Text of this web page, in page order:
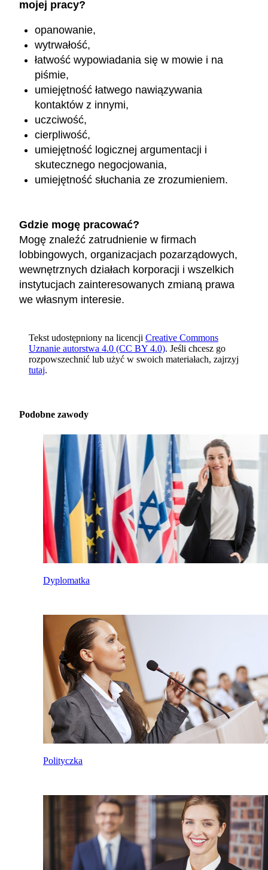
mojej pracy?
opanowanie,
wytrwałość,
łatwość wypowiadania się w mowie i na
piśmie,
umiejętność łatwego nawiązywania
kontaktów z innymi,
uczciwość,
cierpliwość,
umiejętność logicznej argumentacji i
skutecznego negocjowania,
umiejętność słuchania ze zrozumieniem.
Gdzie mogę pracować?
Mogę znaleźć zatrudnienie w firmach
lobbingowych, organizacjach pozarządowych,
wewnętrznych działach korporacji i wszelkich
instytucjach zainteresowanych zmianą prawa
we własnym interesie.
Tekst udostępniony na licencji Creative Commons
Uznanie autorstwa 4.0 (CC BY 4.0). Jeśli chcesz go
rozpowszechnić lub użyć w swoich materiałach, zajrzyj
tutaj.
Podobne zawody
Dyplomatka
Polityczka